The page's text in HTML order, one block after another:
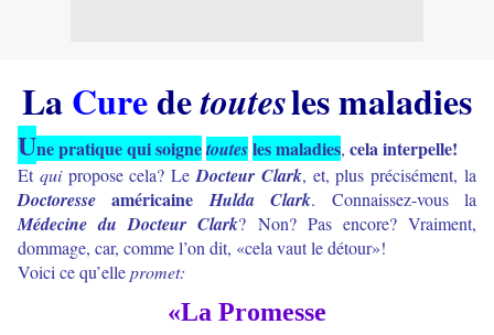
LaCuredetoutesles maladies
Une pratique qui soignetoutesles maladies, cela interpelle!
Et qui propose cela? Le Docteur Clark, et, plus précisément, la
Doctoresse américaine Hulda Clark. Connaissez-vous la
Médecine du Docteur Clark? Non? Pas encore? Vraiment,
dommage, car, comme l’on dit, «cela vaut le détour»!
Voici ce qu’ellepromet:
«La Promesse